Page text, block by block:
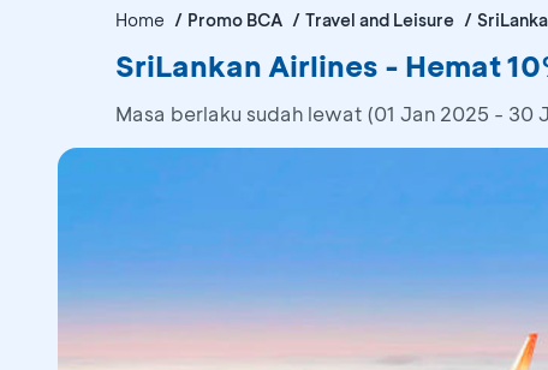
Home Promo BCA Travel and Leisure
SriLankan Airlines - Hemat
Masa berlaku sudah lewat (01 Jan 2025 - 30